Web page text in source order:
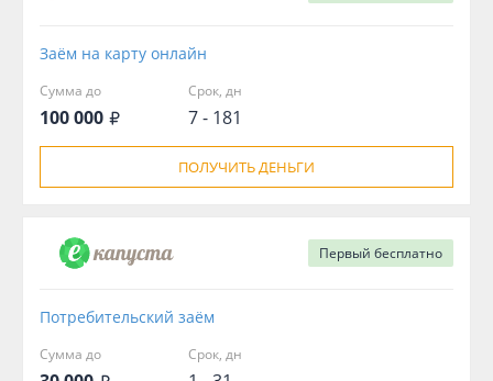
Заём на карту онлайн
Сумма до
100 000
Срок, дн
7 - 181
ПОЛУЧИТЬ ДЕНЬГИ
Первый бесплатно
Потребительский заём
Сумма до Срок, дн